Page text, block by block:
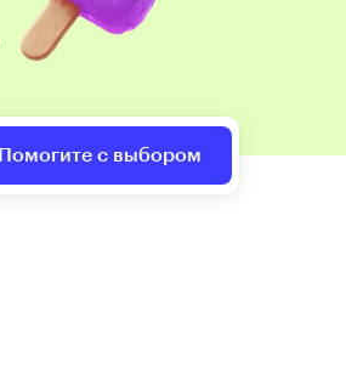
Помогите с выбором